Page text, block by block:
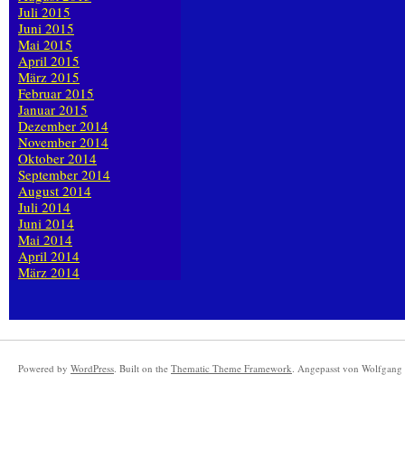
Juli 2015
Juni 2015
Mai 2015
April 2015
März 2015
Februar 2015
Januar 2015
Dezember 2014
November 2014
Oktober 2014
September 2014
August 2014
Juli 2014
Juni 2014
Mai 2014
April 2014
März 2014
Powered by WordPress. Built on the Thematic Theme Framework. Angepasst von